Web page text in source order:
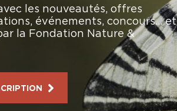
les nouveautés, offres
événements, concours… et
la Fondation Nature &